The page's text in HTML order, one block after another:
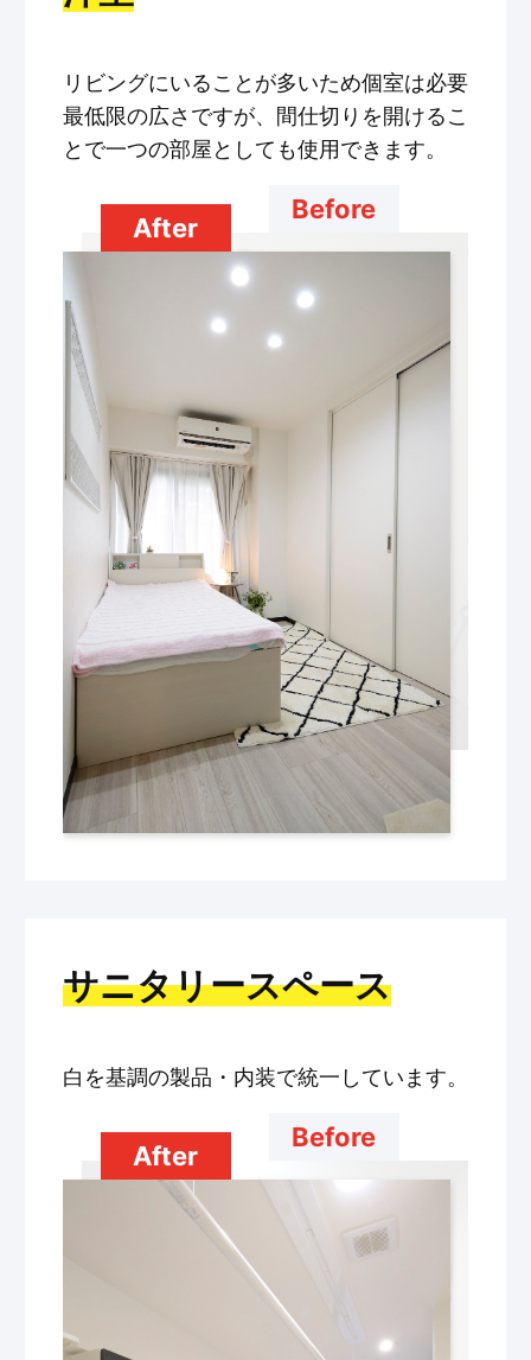
リビングにいることが多いため個室は必要
最低限の広さですが、間仕切りを開けるこ
とで一つの部屋としても使用できます。
Before
After
サニタリースペース
白を基調の製品・内装で統一しています。
Before
After